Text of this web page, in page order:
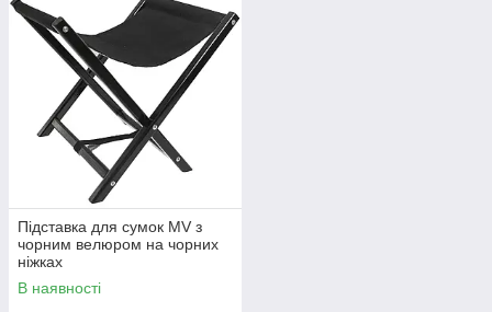
Підставка для сумок MV з
чорним велюром на чорних
ніжках
В наявності